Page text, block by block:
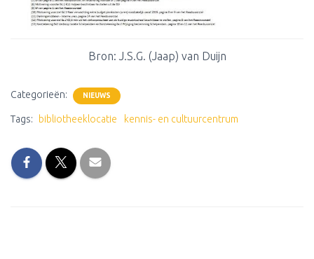
Bron: J.S.G. (Jaap) van Duijn
Categorieën: NIEUWS
Tags: bibliotheeklocatie kennis- en cultuurcentrum